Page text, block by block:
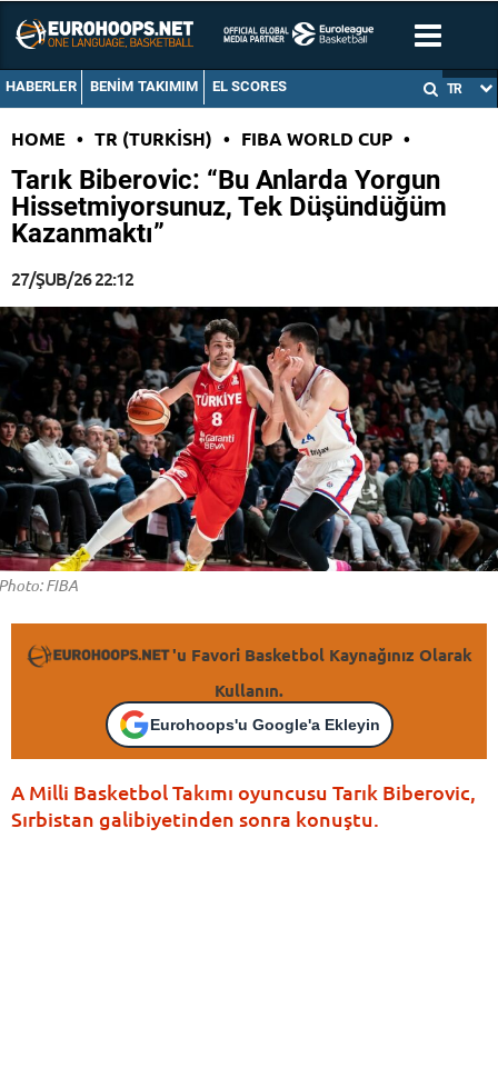
HABERLER BENIM TAKIMIM EL SCORES TR
HOME • TR (TURKISH) • FIBA WORLD CUP •
Tarık Biberovic: “Bu Anlarda Yorgun
Hissetmiyorsunuz, Tek Düşündüğüm
Kazanmaktı”
27/ŞUB/26 22:12
FIBA
'u Favori Basketbol Kaynağınız Olarak
Kullanın.
Eurohoops'u Google'a Ekleyin
A Milli Basketbol Takımı oyuncusu Tarık Biberovic,
Sırbistan galibiyetinden sonra konuştu.